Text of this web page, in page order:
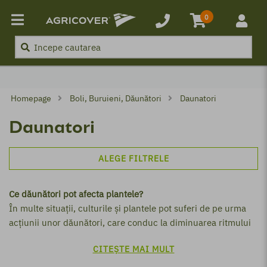
Inapoi
Erbicide
Insecticide
Îngrășământ foliar
Biostimulatori
Tratament sămânță
Inapoi
Boli
Daunatori
0
Homepage Boli, Buruieni, Dăunători Daunatori
Daunatori
ALEGE FILTRELE
Ce dăunători pot afecta plantele?
În multe situații, culturile și plantele pot suferi de pe urma
acțiunii unor dăunători, care conduc la diminuarea ritmului
apariției roadelor. Dintre cei mai întâlniți dăunători, putem
CITEȘTE MAI MULT